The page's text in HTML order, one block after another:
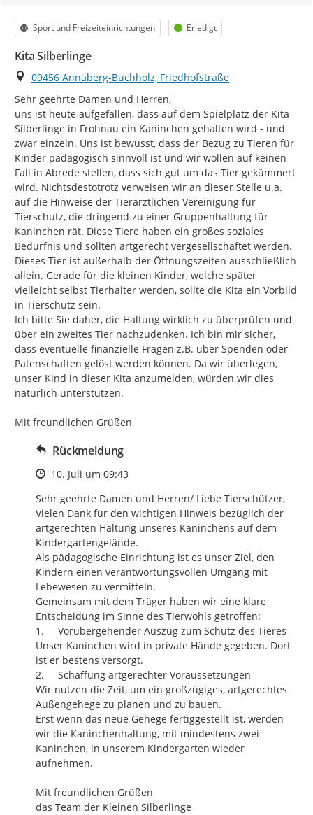
Kategorie
Sport und Freizeiteinrichtungen Status
Erledigt
Kita Silberlinge
Ort
09456 Annaberg-Buchholz, Friedhofstraße
Sehr geehrte Damen und Herren,
uns ist heute aufgefallen, dass auf dem Spielplatz der Kita
Silberlinge in Frohnau ein Kaninchen gehalten wird - und
zwar einzeln. Uns ist bewusst, dass der Bezug zu Tieren für
Kinder pädagogisch sinnvoll ist und wir wollen auf keinen
Fall in Abrede stellen, dass sich gut um das Tier gekümmert
wird. Nichtsdestotrotz verweisen wir an dieser Stelle u.a.
auf die Hinweise der Tierärztlichen Vereinigung für
Tierschutz, die dringend zu einer Gruppenhaltung für
Kaninchen rät. Diese Tiere haben ein großes soziales
Bedürfnis und sollten artgerecht vergesellschaftet werden.
Dieses Tier ist außerhalb der Öffnungszeiten ausschließlich
allein. Gerade für die kleinen Kinder, welche später
vielleicht selbst Tierhalter werden, sollte die Kita ein Vorbild
in Tierschutz sein.
Ich bitte Sie daher, die Haltung wirklich zu überprüfen und
über ein zweites Tier nachzudenken. Ich bin mir sicher,
dass eventuelle finanzielle Fragen z.B. über Spenden oder
Patenschaften gelöst werden können. Da wir überlegen,
unser Kind in dieser Kita anzumelden, würden wir dies
natürlich unterstützen.
Mit freundlichen Grüßen
Rückmeldung
Zeitpunkt des Erstellens
10. Juli um 09:43
Sehr geehrte Damen und Herren/ Liebe Tierschützer,
Vielen Dank für den wichtigen Hinweis bezüglich der
artgerechten Haltung unseres Kaninchens auf dem
Kindergartengelände.
Als pädagogische Einrichtung ist es unser Ziel, den
Kindern einen verantwortungsvollen Umgang mit
Lebewesen zu vermitteln.
Gemeinsam mit dem Träger haben wir eine klare
Entscheidung im Sinne des Tierwohls getroffen:
1.	Vorübergehender Auszug zum Schutz des Tieres
Unser Kaninchen wird in private Hände gegeben. Dort
ist er bestens versorgt.
2.	Schaffung artgerechter Voraussetzungen
Wir nutzen die Zeit, um ein großzügiges, artgerechtes
Außengehege zu planen und zu bauen.
Erst wenn das neue Gehege fertiggestellt ist, werden
wir die Kaninchenhaltung, mit mindestens zwei
Kaninchen, in unserem Kindergarten wieder
aufnehmen.
Mit freundlichen Grüßen
das Team der Kleinen Silberlinge